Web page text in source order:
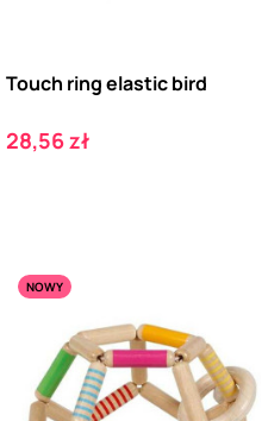
Touch ring elastic bird
Cena
28,56 zł
NOWY